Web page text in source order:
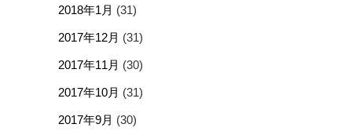
2018年1月 (31)
2017年12月 (31)
2017年11月 (30)
2017年10月 (31)
2017年9月 (30)